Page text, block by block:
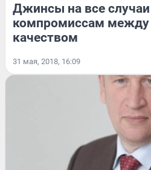
Джинсы на все
компромиссам между
качеством
31 мая, 2018, 16:09